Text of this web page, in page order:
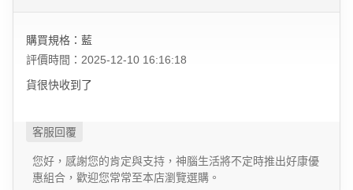
購買規格：藍
評價時間：2025-12-10 16:16:18
貨很快收到了
您好，感謝您的肯定與支持，神腦生活將不定時推出好康優
惠組合，歡迎您常常至本店瀏覽選購。